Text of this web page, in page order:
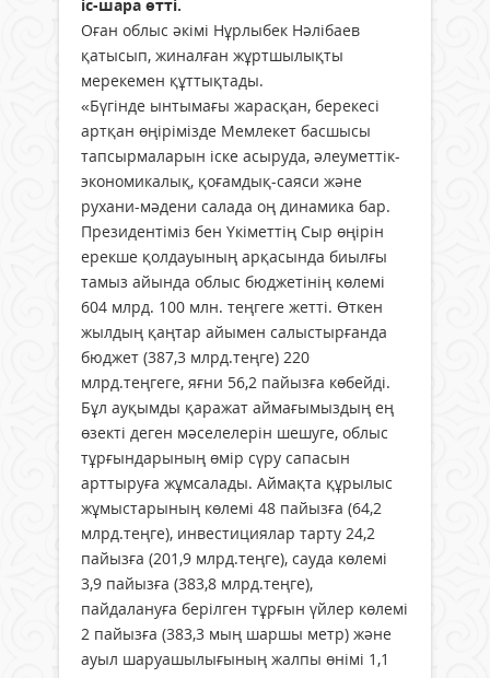
іс-шара өтті.
Оған облыс әкімі Нұрлыбек Нәлібаев
қатысып, жиналған жұртшылықты
мерекемен құттықтады.
«Бүгінде ынтымағы жарасқан, берекесі
артқан өңірімізде Мемлекет басшысы
тапсырмаларын іске асыруда, әлеуметтік-
экономикалық, қоғамдық-саяси және
рухани-мәдени салада оң динамика бар.
Президентіміз бен Үкіметтің Сыр өңірін
ерекше қолдауының арқасында биылғы
тамыз айында облыс бюджетінің көлемі
604 млрд. 100 млн. теңгеге жетті. Өткен
жылдың қаңтар айымен салыстырғанда
бюджет (387,3 млрд.теңге) 220
млрд.теңгеге, яғни 56,2 пайызға көбейді.
Бұл ауқымды қаражат аймағымыздың ең
өзекті деген мәселелерін шешуге, облыс
тұрғындарының өмір сүру сапасын
арттыруға жұмсалады. Аймақта құрылыс
жұмыстарының көлемі 48 пайызға (64,2
млрд.теңге), инвестициялар тарту 24,2
пайызға (201,9 млрд.теңге), сауда көлемі
3,9 пайызға (383,8 млрд.теңге),
пайдалануға берілген тұрғын үйлер көлемі
2 пайызға (383,3 мың шаршы метр) және
ауыл шаруашылығының жалпы өнімі 1,1